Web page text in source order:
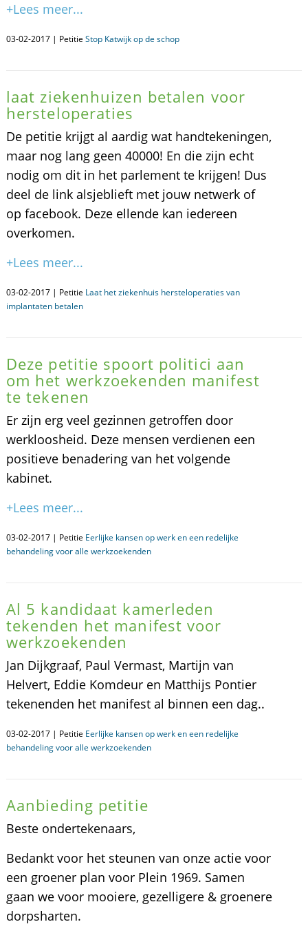
+Lees meer...
03-02-2017 | Petitie Stop Katwijk op de schop
laat ziekenhuizen betalen voor
hersteloperaties
De petitie krijgt al aardig wat handtekeningen,
maar nog lang geen 40000! En die zijn echt
nodig om dit in het parlement te krijgen! Dus
deel de link alsjeblieft met jouw netwerk of
op facebook. Deze ellende kan iedereen
overkomen.
+Lees meer...
03-02-2017 | Petitie Laat het ziekenhuis hersteloperaties van
implantaten betalen
Deze petitie spoort politici aan
om het werkzoekenden manifest
te tekenen
Er zijn erg veel gezinnen getroffen door
werkloosheid. Deze mensen verdienen een
positieve benadering van het volgende
kabinet.
+Lees meer...
03-02-2017 | Petitie Eerlijke kansen op werk en een redelijke
behandeling voor alle werkzoekenden
Al 5 kandidaat kamerleden
tekenden het manifest voor
werkzoekenden
Jan Dijkgraaf, Paul Vermast, Martijn van
Helvert, Eddie Komdeur en Matthijs Pontier
tekenenden het manifest al binnen een dag..
03-02-2017 | Petitie Eerlijke kansen op werk en een redelijke
behandeling voor alle werkzoekenden
Aanbieding petitie
Beste ondertekenaars,
Bedankt voor het steunen van onze actie voor
een groener plan voor Plein 1969. Samen
gaan we voor mooiere, gezelligere & groenere
dorpsharten.